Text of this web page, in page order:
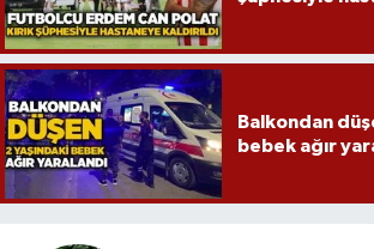
Balkondan
bebek ağır